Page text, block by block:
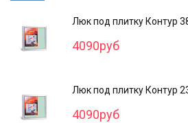
Люк под плитку Контур
4090руб
Люк под плитку Контур
4090руб